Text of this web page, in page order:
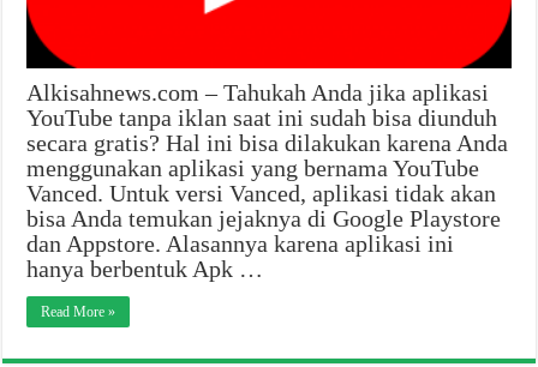
Alkisahnews.com – Tahukah Anda jika aplikasi
YouTube tanpa iklan saat ini sudah bisa diunduh
secara gratis? Hal ini bisa dilakukan karena Anda
menggunakan aplikasi yang bernama YouTube
Vanced. Untuk versi Vanced, aplikasi tidak akan
bisa Anda temukan jejaknya di Google Playstore
dan Appstore. Alasannya karena aplikasi ini
hanya berbentuk Apk …
Read More »